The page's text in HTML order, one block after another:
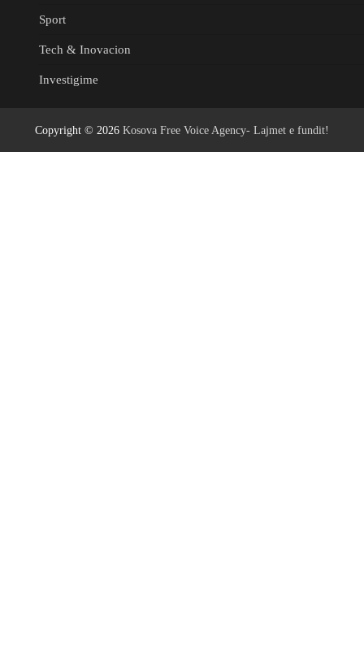
Sport
Tech & Inovacion
Investigime